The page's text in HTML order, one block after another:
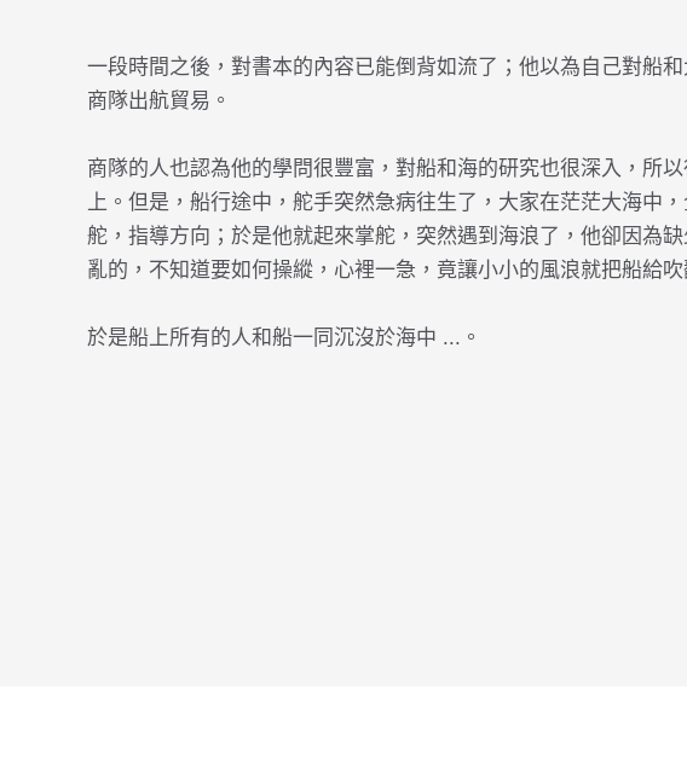
一段時間之後，對書本的內容已能倒背如流了；他以為自己對船
商隊出航貿易。
商隊的人也認為他的學問很豐富，對船和海的研究也很深入，所
上。但是，船行途中，舵手突然急病往生了，大家在茫茫大海中
舵，指導方向；於是他就起來掌舵，突然遇到海浪了，他卻因為
亂的，不知道要如何操縱，心裡一急，竟讓小小的風浪就把船給吹
於是船上所有的人和船一同沉沒於海中 ...。